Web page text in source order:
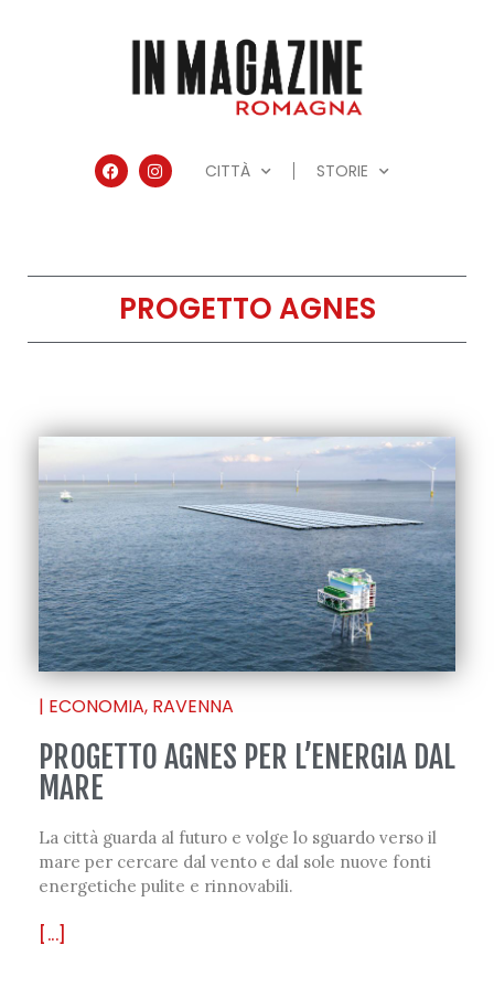
CITTÀ STORIE
PROGETTO AGNES
| ECONOMIA, RAVENNA
PROGETTO AGNES PER L’ENERGIA DAL
MARE
La città guarda al futuro e volge lo sguardo verso il
mare per cercare dal vento e dal sole nuove fonti
energetiche pulite e rinnovabili.
[...]